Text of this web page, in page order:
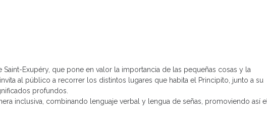
Exupéry, que pone en valor la importancia de las pequeñas cosas y la
al público a recorrer los distintos lugares que habita el Principito, junto a su
profundos.
inclusiva, combinando lenguaje verbal y lengua de señas, promoviendo así el